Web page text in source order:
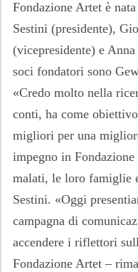
Fondazione Artet è
Sestini (presidente),
(vicepresidente) e
soci fondatori sono
«Credo molto nella
conti, ha come
migliori per una
impegno in
malati, le loro famiglie
Sestini. «Oggi
campagna di
accendere i riflettori
Fondazione Artet –